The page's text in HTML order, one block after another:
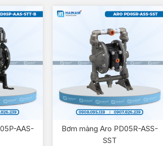
AAS-
Bơm màng Aro PD05R-ASS-
SST